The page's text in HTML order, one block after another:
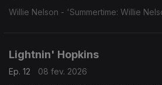
Willie Nelson - 'Summertime: Willie
Lightnin' Hopkins
Ep. 12
08 fev. 2026